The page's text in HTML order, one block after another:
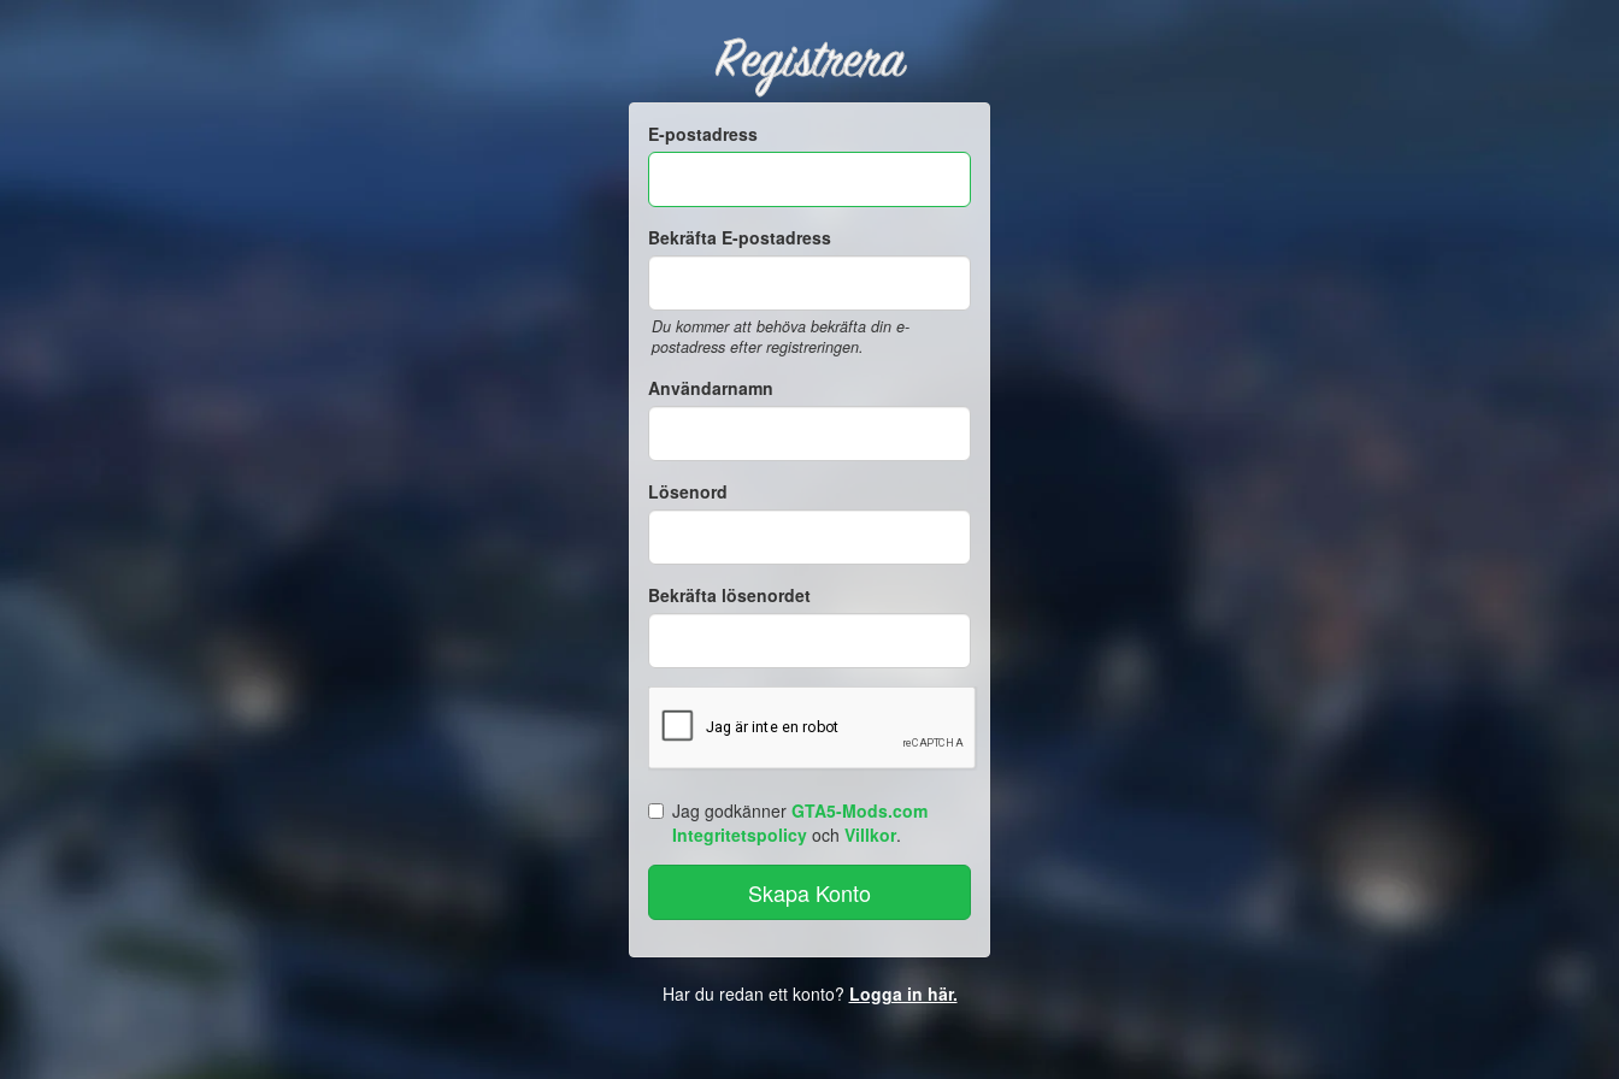
Registrera
E-postadress
Bekräfta E-postadress
Du kommer att behöva bekräfta din e-
postadress efter registreringen.
Användarnamn
Lösenord
Bekräfta lösenordet
Jag godkänner GTA5-Mods.com
Integritetspolicy och Villkor.
Har du redan ett konto? Logga in här.